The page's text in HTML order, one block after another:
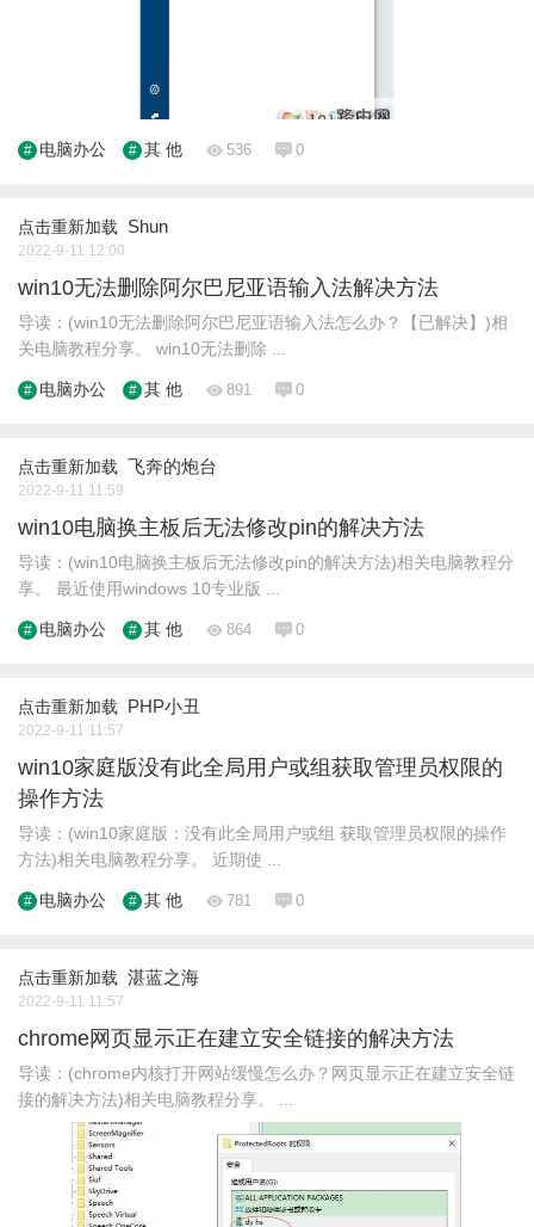
电脑办公 其 他 536 0
点击重新加载 Shun
2022-9-11 12:00
win10无法删除阿尔巴尼亚语输入法解决方法
导读：(win10无法删除阿尔巴尼亚语输入法怎么办？【已解决】)相
关电脑教程分享。 win10无法删除 ...
电脑办公 其 他 891 0
点击重新加载 飞奔的炮台
2022-9-11 11:59
win10电脑换主板后无法修改pin的解决方法
导读：(win10电脑换主板后无法修改pin的解决方法)相关电脑教程分
享。 最近使用windows 10专业版 ...
电脑办公 其 他 864 0
点击重新加载 PHP小丑
2022-9-11 11:57
win10家庭版没有此全局用户或组获取管理员权限的
操作方法
导读：(win10家庭版：没有此全局用户或组 获取管理员权限的操作
方法)相关电脑教程分享。 近期使 ...
电脑办公 其 他 781 0
点击重新加载 湛蓝之海
2022-9-11 11:57
chrome网页显示正在建立安全链接的解决方法
导读：(chrome内核打开网站缓慢怎么办？网页显示正在建立安全链
接的解决方法)相关电脑教程分享。 ...